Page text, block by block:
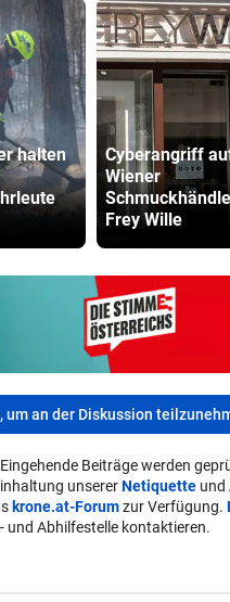
halten
Cyberangriff
Wiener
Frey Wille
um an der Diskussion
Beiträge werden
unsererNetiquette und
krone.at-Forumzur Verfügung.
und Abhilfestelle kontaktieren.